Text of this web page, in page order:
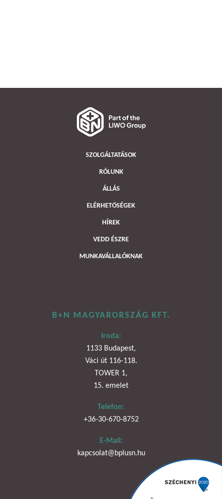
SZOLGÁLTATÁSOK
RÓLUNK
ÁLLÁS
ELÉRHETŐSÉGEK
HÍREK
VEDD ÉSZRE
MUNKAVÁLLALÓKNAK
B+N MAGYARORSZÁG KFT.
Iroda:
1133 Budapest,
Váci út 116-118.
TOWER 1,
15. emelet
Telefon:
+36-30-670-8752
E-Mail:
kapcsolat@bplusn.hu